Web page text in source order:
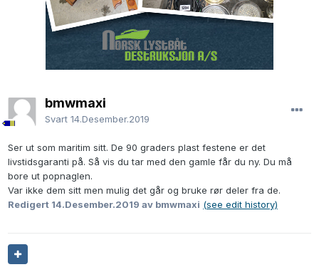
bmwmaxi
Svart 14.Desember.2019
Ser ut som maritim sitt. De 90 graders plast festene er det
livstidsgaranti på. Så vis du tar med den gamle får du ny. Du må
bore ut popnaglen.
Var ikke dem sitt men mulig det går og bruke rør deler fra de.
Redigert 14.Desember.2019 av bmwmaxi (see edit history)